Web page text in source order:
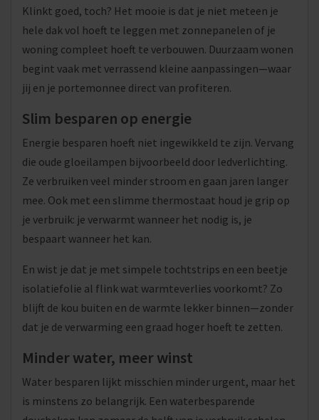
Klinkt goed, toch? Het mooie is dat je niet meteen je
hele dak vol hoeft te leggen met zonnepanelen of je
woning compleet hoeft te verbouwen. Duurzaam wonen
begint vaak met verrassend kleine aanpassingen—waar
jij en je portemonnee direct van profiteren.
Slim besparen op energie
Energie besparen hoeft niet ingewikkeld te zijn. Vervang
die oude gloeilampen bijvoorbeeld door ledverlichting.
Ze verbruiken veel minder stroom en gaan jaren langer
mee. Ook met een slimme thermostaat houd je grip op
je verbruik: je verwarmt wanneer het nodig is, je
bespaart wanneer het kan.
En wist je dat je met simpele tochtstrips en een beetje
isolatiefolie al flink wat warmteverlies voorkomt? Zo
blijft de kou buiten en de warmte lekker binnen—zonder
dat je de verwarming een graad hoger hoeft te zetten.
Minder water, meer winst
Water besparen lijkt misschien minder urgent, maar het
is minstens zo belangrijk. Een waterbesparende